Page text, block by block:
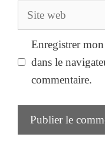
Site
Enregistrer
dans le
commentaire.